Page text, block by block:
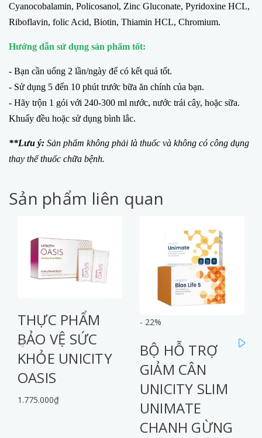
Cyanocobalamin, Policosanol, Zinc Gluconate, Pyridoxine HCL,
Riboflavin, folic Acid, Biotin, Thiamin HCL, Chromium.
Hướng dẫn sử dụng sản phẩm tốt:
- Bạn cần uống 2 lần/ngày để có kết quả tốt.
- Sử dụng 5 đến 10 phút trước bữa ăn chính của bạn.
- Hãy trộn 1 gói với 240-300 ml nước, nước trái cây, hoặc sữa.
Khuấy đều hoặc sử dụng bình lắc.
**Lưu ý: Sản phẩm không phải là thuốc và không có công dụng
thay thế thuốc chữa bệnh.
Sản phẩm liên quan
THỰC PHẨM
BẢO VỆ SỨC
KHỎE UNICITY
OASIS
1.775.000₫
- 22%
BỘ HỖ TRỢ
GIẢM CÂN
UNICITY SLIM
UNIMATE
CHANH GỪNG
prev